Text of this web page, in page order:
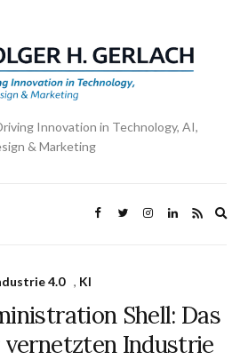
Innovation in Technology, AI,
& Marketing
4.0 , KI
Shell: Das
Industrie